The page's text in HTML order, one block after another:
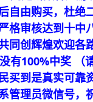
自由购买，杜绝
格审核达到十中
同创辉煌欢迎各
有100%中奖 （
买到是真实可靠
管理员微信号，